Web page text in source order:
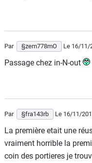
Par §zem778mO Le 16/11/
Passage chez in-N-out
Par §fra143rb Le 16/11/
La première etait une
vraiment horrible la
coin des portieres je